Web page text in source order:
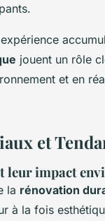
jouent un rôle
et en
et
leur impact
la rénovation
à la fois